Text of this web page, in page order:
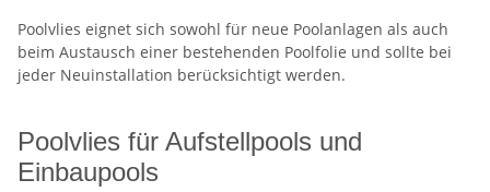
Poolvlies eignet sich sowohl für neue Poolanlagen als auch
beim Austausch einer bestehenden Poolfolie und sollte bei
jeder Neuinstallation berücksichtigt werden.
Poolvlies für Aufstellpools und
Einbaupools